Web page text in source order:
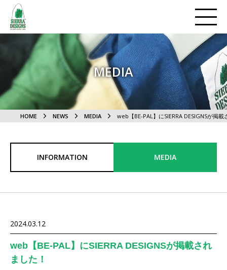
MEDIA
HOME NEWS MEDIA web【BE-PAL】にSIERRA DESIGNSが掲載
INFORMATION MEDIA
2024.03.12
web【BE-PAL】にSIERRA DESIGNSが掲載され
ました！